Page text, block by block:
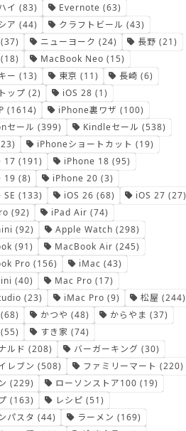
イ (83) Evernote (63)
ア (44) クラフトビール (43)
(37) ニューヨーク (24) 長野 (21)
(18) MacBook Neo (15)
ー (13) 東京 (11) 長崎 (6)
ップ (2) iOS 28 (1)
(1614) iPhone裏ワザ (100)
セール (399) Kindleセール (538)
iPhoneショートカット (19)
17 (191) iPhone 18 (95)
19 (8) iPhone 20 (3)
(133) iOS 26 (68) iOS 27 (27)
(92) iPad Air (74)
(92) Apple Watch (298)
(91) MacBook Air (245)
Pro (156) iMac (43)
(40) Mac Pro (17)
(23) iMac Pro (9) 松屋 (244)
(68) かつや (48) からやま (37)
(55) すき家 (74)
ルド (208) バーガーキング (30)
レブン (508) ファミリーマート (220)
(229) ローソンストア100 (19)
(163) レシピ (51)
パスタ (44) ラーメン (169)